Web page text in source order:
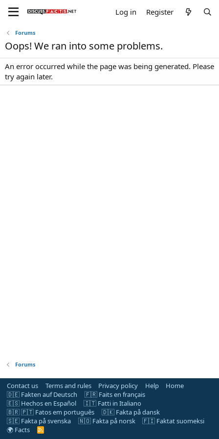
Log in Register
Forums
Oops! We ran into some problems.
An error occurred while the page was being generated. Please
try again later.
Forums
Contact us Terms and rules Privacy policy Help
Home
🇩🇪 Fakten auf Deutsch
🇫🇷 Faits en français
🇪🇸 Hechos en Español
🇮🇹 Fatti in Italiano
🇧🇷 🇵🇹 Fatos em português
🇩🇰 Fakta på dansk
🇸🇪 Fakta på svenska
🇳🇴 Fakta på norsk
🇫🇮 Faktat suomeksi
🌍 Facts
R